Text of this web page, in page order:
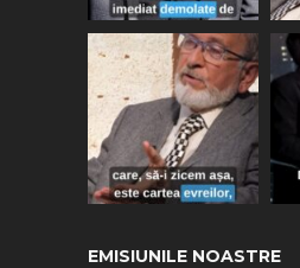
EMISIUNILE NOASTRE